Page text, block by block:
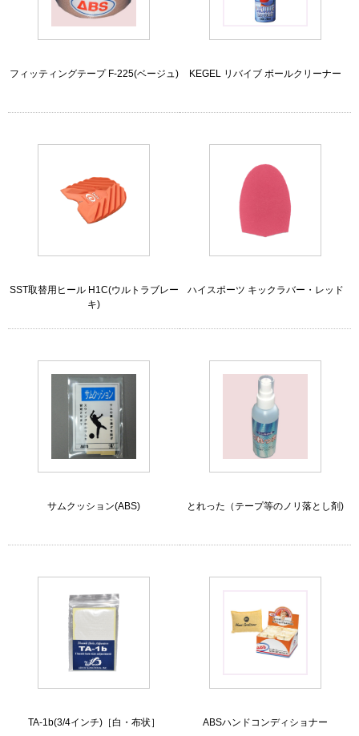
フィッティングテープ F-225(ベージュ) KEGEL リバイブ ボールクリーナー
SST取替用ヒール H1C(ウルトラブレー
キ)
ハイスポーツ キックラバー・レッド
サムクッション(ABS) とれった（テープ等のノリ落とし剤)
TA-1b(3/4インチ)［白・布状］ ABSハンドコンディショナー